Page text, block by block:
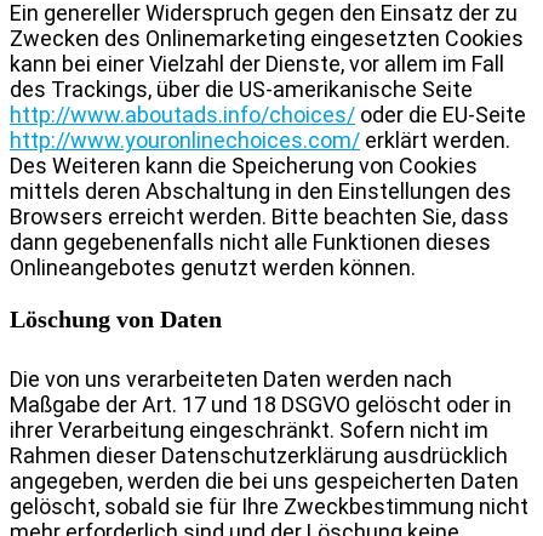
Ein genereller Widerspruch gegen den Einsatz der zu
Zwecken des Onlinemarketing eingesetzten Cookies
kann bei einer Vielzahl der Dienste, vor allem im Fall
des Trackings, über die US-amerikanische Seite
http://www.aboutads.info/choices/ oder die EU-Seite
http://www.youronlinechoices.com/ erklärt werden.
Des Weiteren kann die Speicherung von Cookies
mittels deren Abschaltung in den Einstellungen des
Browsers erreicht werden. Bitte beachten Sie, dass
dann gegebenenfalls nicht alle Funktionen dieses
Onlineangebotes genutzt werden können.
Löschung von Daten
Die von uns verarbeiteten Daten werden nach
Maßgabe der Art. 17 und 18 DSGVO gelöscht oder in
ihrer Verarbeitung eingeschränkt. Sofern nicht im
Rahmen dieser Datenschutzerklärung ausdrücklich
angegeben, werden die bei uns gespeicherten Daten
gelöscht, sobald sie für Ihre Zweckbestimmung nicht